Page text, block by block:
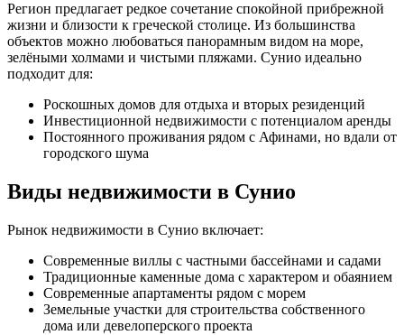
Регион предлагает редкое сочетание спокойной прибрежной
жизни и близости к греческой столице. Из большинства
объектов можно любоваться панорамным видом на море,
зелёными холмами и чистыми пляжами. Сунио идеально
подходит для:
Роскошных домов для отдыха и вторых резиденций
Инвестиционной недвижимости с потенциалом аренды
Постоянного проживания рядом с Афинами, но вдали от
городского шума
Виды недвижимости в Сунио
Рынок недвижимости в Сунио включает:
Современные виллы с частными бассейнами и садами
Традиционные каменные дома с характером и обаянием
Современные апартаменты рядом с морем
Земельные участки для строительства собственного
дома или девелоперского проекта